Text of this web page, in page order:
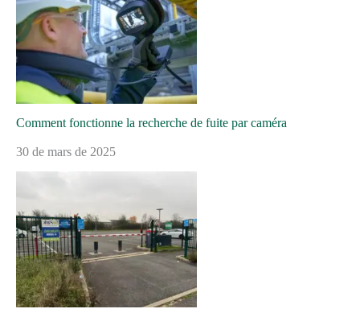
Comment fonctionne la recherche de fuite par caméra
30 de mars de 2025